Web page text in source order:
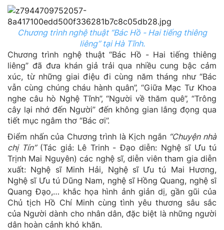
Chương trình nghệ thuật “Bác Hồ - Hai tiếng thiêng
liêng” tại Hà Tĩnh.
Chương trình nghệ thuật “Bác Hồ - Hai tiếng thiêng
liêng” đã đưa khán giả trải qua nhiều cung bậc cảm
xúc, từ những giai điệu đi cùng năm tháng như “Bác
vẫn cùng chúng cháu hành quân”, “Giữa Mạc Tư Khoa
nghe câu hò Nghệ Tĩnh”, “Người về thăm quê”, “Trông
cây lại nhớ đến Người” đến không gian lắng đọng qua
tiết mục ngâm thơ “Bác ơi”.
Điểm nhấn của Chương trình là Kịch ngắn “Chuyện nhà
chị Tín”(Tác giả: Lê Trinh - Đạo diễn: Nghệ sĩ Ưu tú
Trịnh Mai Nguyên) các nghệ sĩ, diễn viên tham gia diễn
xuất: Nghệ sĩ Minh Hải, Nghệ sĩ Ưu tú Mai Hương,
Nghệ sĩ Ưu tú Dũng Nam, nghệ sĩ Hồng Quang, nghệ sĩ
Quang Đạo,… khắc họa hình ảnh giản dị, gần gũi của
Chủ tịch Hồ Chí Minh cùng tình yêu thương sâu sắc
của Người dành cho nhân dân, đặc biệt là những người
dân hoàn cảnh khó khăn.